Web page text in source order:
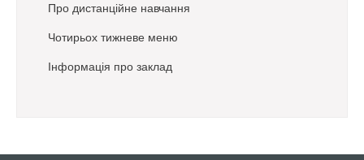
Про дистанційне навчання
Чотирьох тижневе меню
Інформація про заклад